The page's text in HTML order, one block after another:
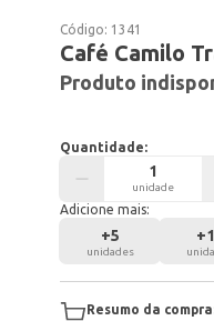
Código: 1341
Café Camilo
Produto
Quantidade:
unidade
Adicione mais:
+5
unidades
+
Resumo da